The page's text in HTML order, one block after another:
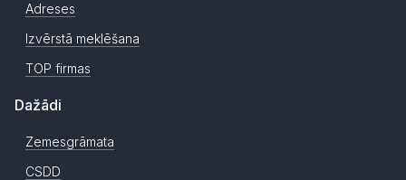
Adreses
Izvērstā meklēšana
TOP firmas
Dažādi
Zemesgrāmata
CSDD